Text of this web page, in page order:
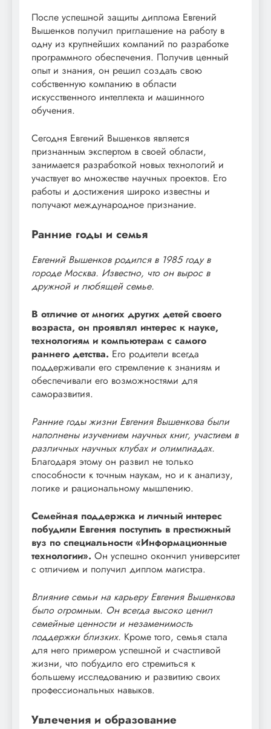
После успешной защиты диплома Евгений
Вышенков получил приглашение на работу в
одну из крупнейших компаний по разработке
программного обеспечения. Получив ценный
опыт и знания, он решил создать свою
собственную компанию в области
искусственного интеллекта и машинного
обучения.
Сегодня Евгений Вышенков является
признанным экспертом в своей области,
занимается разработкой новых технологий и
участвует во множестве научных проектов. Его
работы и достижения широко известны и
получают международное признание.
Ранние годы и семья
Евгений Вышенков родился в 1985 году в
городе Москва. Известно, что он вырос в
дружной и любящей семье.
В отличие от многих других детей своего
возраста, он проявлял интерес к науке,
технологиям и компьютерам с самого
раннего детства. Его родители всегда
поддерживали его стремление к знаниям и
обеспечивали его возможностями для
саморазвития.
Ранние годы жизни Евгения Вышенкова были
наполнены изучением научных книг, участием в
различных научных клубах и олимпиадах.
Благодаря этому он развил не только
способности к точным наукам, но и к анализу,
логике и рациональному мышлению.
Семейная поддержка и личный интерес
побудили Евгения поступить в престижный
вуз по специальности «Информационные
технологии». Он успешно окончил университет
с отличием и получил диплом магистра.
Влияние семьи на карьеру Евгения Вышенкова
было огромным. Он всегда высоко ценил
семейные ценности и незаменимость
поддержки близких. Кроме того, семья стала
для него примером успешной и счастливой
жизни, что побудило его стремиться к
большему исследованию и развитию своих
профессиональных навыков.
Увлечения и образование